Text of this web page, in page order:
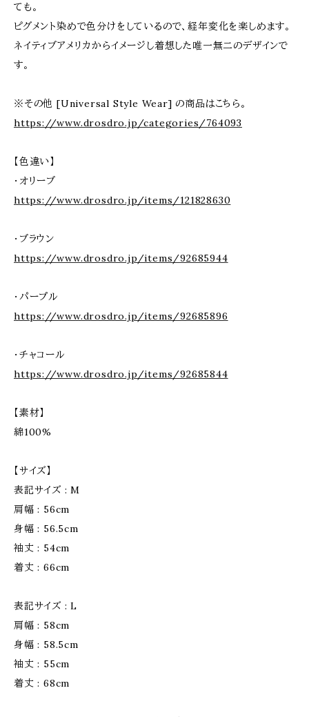
ても。
ピグメント染めで色分けをしているので、経年変化を楽しめます。
ネイティブアメリカからイメージし着想した唯一無二のデザインで
す。
※その他 [Universal Style Wear] の商品はこちら。
https://www.drosdro.jp/categories/764093
【色違い】
・オリーブ
https://www.drosdro.jp/items/121828630
・ブラウン
https://www.drosdro.jp/items/92685944
・パープル
https://www.drosdro.jp/items/92685896
・チャコール
https://www.drosdro.jp/items/92685844
【素材】
綿100%
【サイズ】
表記サイズ : M
肩幅 : 56cm
身幅 : 56.5cm
袖丈 : 54cm
着丈 : 66cm
表記サイズ : L
肩幅 : 58cm
身幅 : 58.5cm
袖丈 : 55cm
着丈 : 68cm